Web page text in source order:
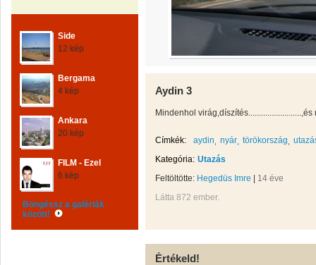
Side
12 kép
Bergama
4 kép
Ankara
20 kép
FILM - Ezel
6 kép
Böngéssz a galériák
között!
Aydin 3
Mindenhol virág,díszítés.........................,és
Címkék: aydin nyár törökország
Kategória: Utazás
Feltöltötte: Hegedüs Imre
14 éve
Látta 872 ember.
Értékeld!